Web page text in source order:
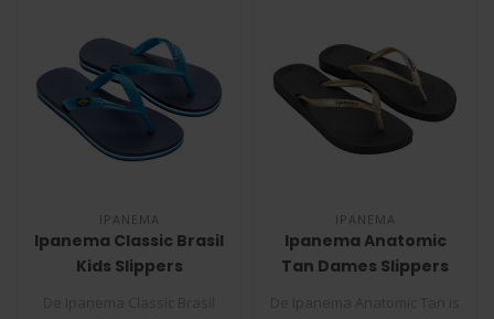
IPANEMA
Ipanema Classic Brasil
Kids Slippers
IPANEMA
Ipanema Anatomic
Tan Dames Slippers